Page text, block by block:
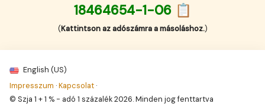
18464654-1-06 📋
(Kattintson az adószámra a másoláshoz.)
English (US)
Impresszum ·Kapcsolat ·
© Szja 1 + 1 % - adó 1 százalék 2026. Minden jog fenttartva